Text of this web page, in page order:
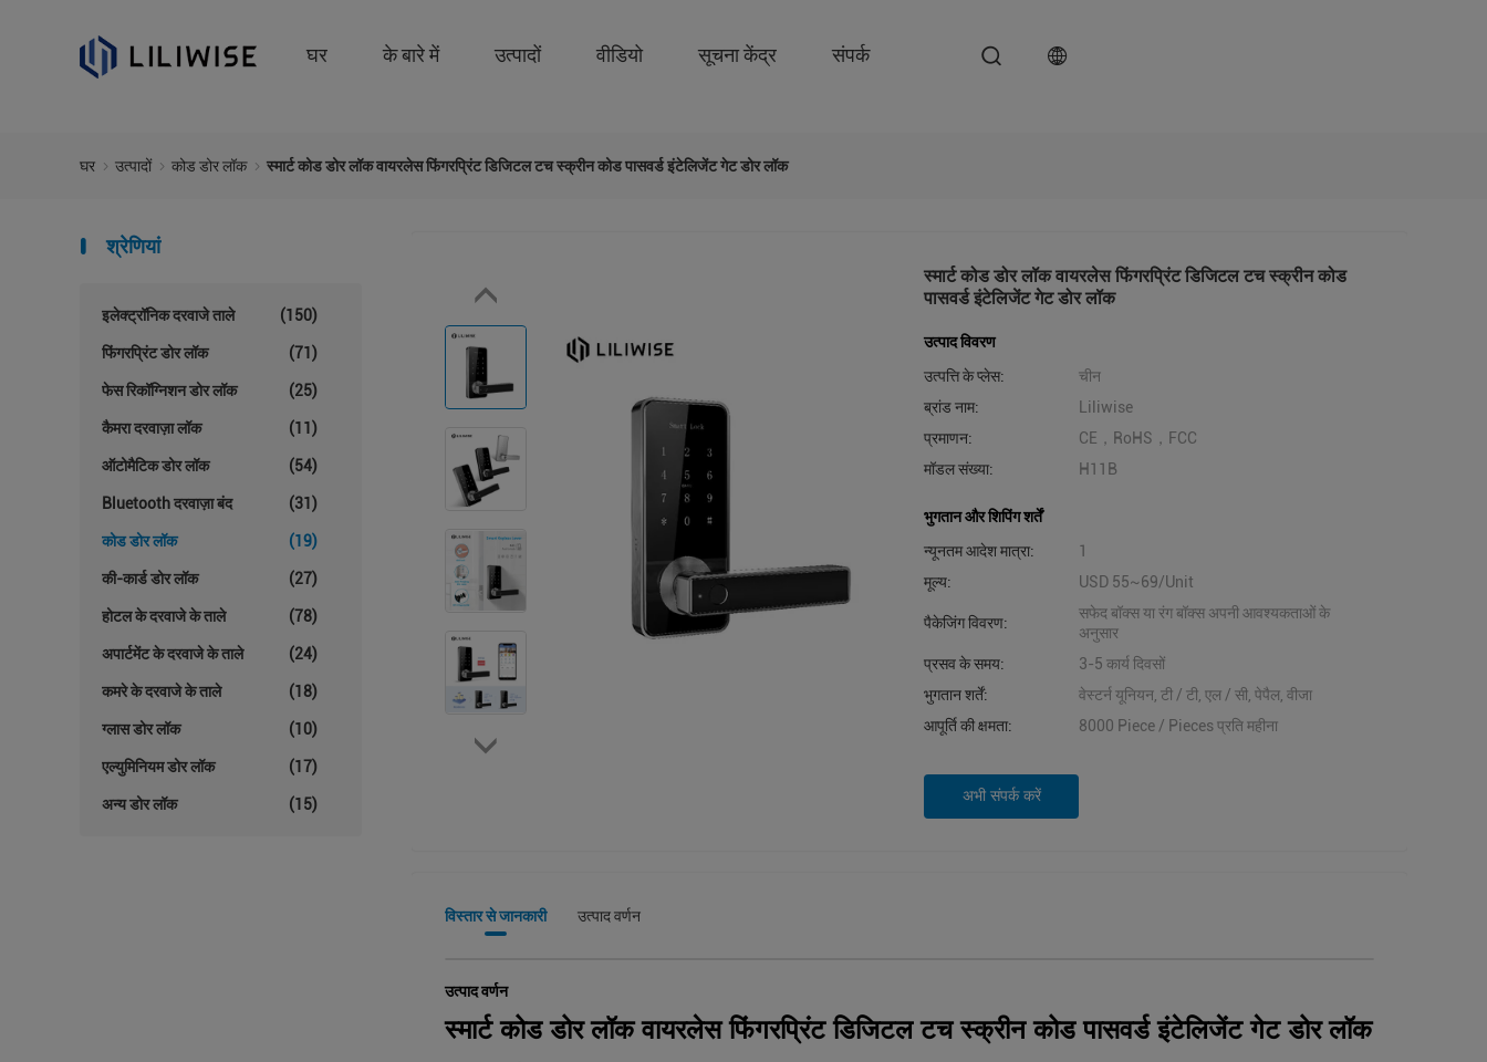
घर के बारे में उत्पादों वीडियो सूचना केंद्र संपर्क
घर उत्पादों कोड डोर लॉक स्मार्ट कोड डोर लॉक वायरलेस फिंगरप्रिंट डिजिटल टच स्क्रीन कोड पासवर्ड इंटेलिजेंट गेट डोर लॉक
श्रेणियां
इलेक्ट्रॉनिक दरवाजे ताले (150)
फिंगरप्रिंट डोर लॉक (71)
फेस रिकॉग्निशन डोर लॉक (25)
कैमरा दरवाज़ा लॉक (11)
ऑटोमैटिक डोर लॉक (54)
Bluetooth दरवाज़ा बंद (31)
कोड डोर लॉक (19)
की-कार्ड डोर लॉक (27)
होटल के दरवाजे के ताले (78)
अपार्टमेंट के दरवाजे के ताले (24)
कमरे के दरवाजे के ताले (18)
ग्लास डोर लॉक (10)
एल्युमिनियम डोर लॉक (17)
अन्य डोर लॉक (15)
स्मार्ट कोड डोर लॉक वायरलेस फिंगरप्रिंट डिजिटल टच स्क्रीन कोड
पासवर्ड इंटेलिजेंट गेट डोर लॉक
उत्पाद विवरण
उत्पत्ति के प्लेस:
चीन
ब्रांड नाम:
Liliwise
प्रमाणन:
CE，RoHS，FCC
मॉडल संख्या:
H11B
भुगतान और शिपिंग शर्तें
न्यूनतम आदेश मात्रा:
1
मूल्य:
USD 55~69/Unit
पैकेजिंग विवरण:
सफेद बॉक्स या रंग बॉक्स अपनी आवश्यकताओं के
अनुसार
प्रसव के समय:
3-5 कार्य दिवसों
भुगतान शर्तें:
वेस्टर्न यूनियन, टी / टी, एल / सी, पेपैल, वीजा
आपूर्ति की क्षमता:
8000 Piece / Pieces प्रति महीना
अभी संपर्क करें
विस्तार से जानकारी उत्पाद वर्णन
उत्पाद वर्णन
स्मार्ट कोड डोर लॉक वायरलेस फिंगरप्रिंट डिजिटल टच स्क्रीन कोड पासवर्ड इंटेलिजेंट गेट डोर लॉक